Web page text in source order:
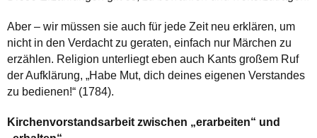
Aber – wir müssen sie auch für jede Zeit neu erklären, um
nicht in den Verdacht zu geraten, einfach nur Märchen zu
erzählen. Religion unterliegt eben auch Kants großem Ruf
der Aufklärung, „Habe Mut, dich deines eigenen Verstandes
zu bedienen!“ (1784).
Kirchenvorstandsarbeit zwischen „erarbeiten“ und